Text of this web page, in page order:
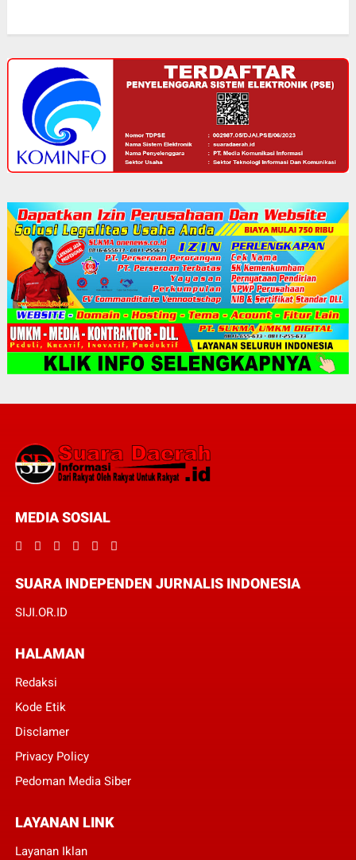
MEDIA SOSIAL
SUARA INDEPENDEN JURNALIS INDONESIA
SIJI.OR.ID
HALAMAN
Redaksi
Kode Etik
Disclamer
Privacy Policy
Pedoman Media Siber
LAYANAN LINK
Layanan Iklan